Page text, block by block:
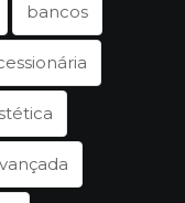
bancos